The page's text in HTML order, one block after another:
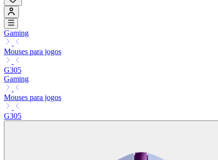
Gaming
Mouses para jogos
G305
Gaming
Mouses para jogos
G305